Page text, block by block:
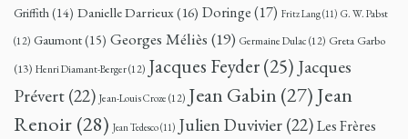
Griffith(14) Danielle Darrieux(16) Doringe(17) Fritz Lang(11) G. W. Pabst
(12) Gaumont(15) Georges Méliès (19) Germaine Dulac (12) Greta Garbo
(13) Henri Diamant-Berger(12) Jacques Feyder(25) Jacques
Prévert(22) Jean-Louis Croze (12) Jean Gabin (27) Jean
Renoir (28) Jean Tedesco(11) Julien Duvivier(22)Les Frères